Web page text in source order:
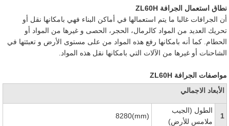
نطاق استعمال الجرافة ZL60H
أن الجرافات غالبا ما يتم استعمالها في أماكن البناء فهي بامكانها نقل أو
تحريك العديد من المواد كالرمال، الحجر، الحصى و غيرها من المواد أو
الحطام. كما أنه بامكانها رفع هذه المواد من على مستوى الأرض و تعبئتها في
الشاحنات أو غيرها من الآلات التي بامكانها نقل هذه المواد.
مواصفات الجرافة ZL60H
الأبعاد الاجمالي
1
الطول (الجيب
ملامس للأرض)
8280(mm)